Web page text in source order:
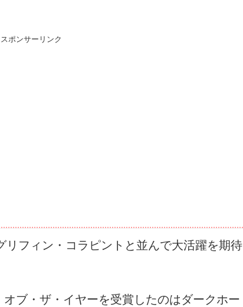
スポンサーリンク
リフィン・コラピントと並んで大活躍を期待
ブ・ザ・イヤーを受賞したのはダークホー